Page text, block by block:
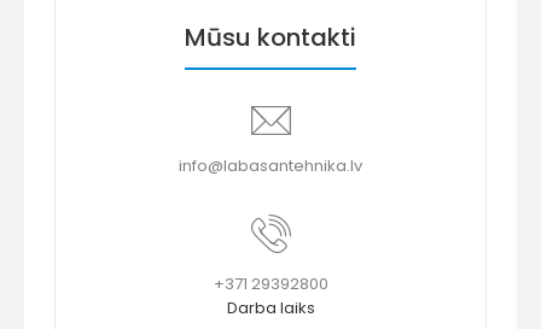
Mūsu kontakti
info@labasantehnika.lv
+371 29392800
Darba laiks